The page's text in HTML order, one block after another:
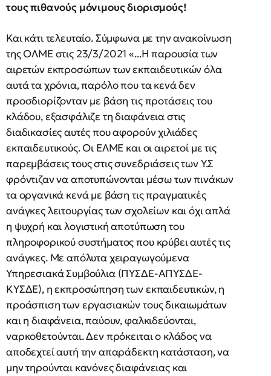
τους πιθανούς μόνιμους διορισμούς!
Και κάτι τελευταίο. Σύμφωνα με την ανακοίνωση
της ΟΛΜΕ στις 23/3/2021 «...Η παρουσία των
αιρετών εκπροσώπων των εκπαιδευτικών όλα
αυτά τα χρόνια, παρόλο που τα κενά δεν
προσδιορίζονταν με βάση τις προτάσεις του
κλάδου, εξασφάλιζε τη διαφάνεια στις
διαδικασίες αυτές που αφορούν χιλιάδες
εκπαιδευτικούς. Οι ΕΛΜΕ και οι αιρετοί με τις
παρεμβάσεις τους στις συνεδριάσεις των Υ.Σ
φρόντιζαν να αποτυπώνονται μέσω των πινάκων
τα οργανικά κενά με βάση τις πραγματικές
ανάγκες λειτουργίας των σχολείων και όχι απλά
η ψυχρή και λογιστική αποτύπωση του
πληροφορικού συστήματος που κρύβει αυτές τις
ανάγκες. Με απόλυτα χειραγωγούμενα
Υπηρεσιακά Συμβούλια (ΠΥΣΔΕ-ΑΠΥΣΔΕ-
ΚΥΣΔΕ), η εκπροσώπηση των εκπαιδευτικών, η
προάσπιση των εργασιακών τους δικαιωμάτων
και η διαφάνεια, παύουν, φαλκιδεύονται,
ναρκοθετούνται. Δεν πρόκειται ο κλάδος να
αποδεχτεί αυτή την απαράδεκτη κατάσταση, να
μην τηρούνται κανόνες διαφάνειας και